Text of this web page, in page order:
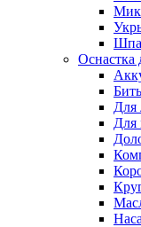
Оснастка
Для
Для